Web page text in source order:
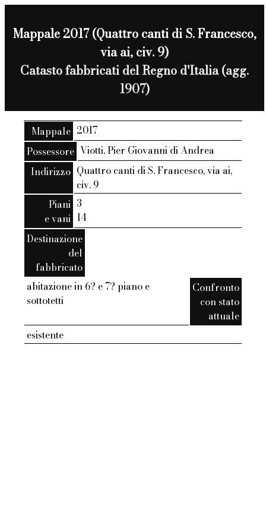
Mappale 2017 (Quattro canti di S. Francesco,
via ai, civ. 9)
Catasto fabbricati del Regno d'Italia (agg.
1907)
Mappale 2017
Possessore Viotti, Pier Giovanni di Andrea
Indirizzo Quattro canti di S. Francesco, via ai,
civ. 9
Piani
e vani
3
14
Destinazione
del
fabbricato
abitazione in 6? e 7? piano e
sottotetti
Confronto
con stato
attuale
esistente